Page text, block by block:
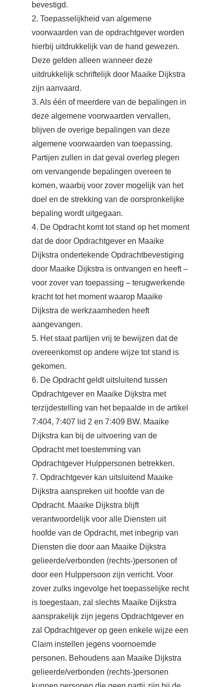
bevestigd.
2. Toepasselijkheid van algemene
voorwaarden van de opdrachtgever worden
hierbij uitdrukkelijk van de hand gewezen.
Deze gelden alleen wanneer deze
uitdrukkelijk schriftelijk door Maaike Dijkstra
zijn aanvaard.
3. Als één of meerdere van de bepalingen in
deze algemene voorwaarden vervallen,
blijven de overige bepalingen van deze
algemene voorwaarden van toepassing.
Partijen zullen in dat geval overleg plegen
om vervangende bepalingen overeen te
komen, waarbij voor zover mogelijk van het
doel en de strekking van de oorspronkelijke
bepaling wordt uitgegaan.
4. De Opdracht komt tot stand op het moment
dat de door Opdrachtgever en Maaike
Dijkstra ondertekende Opdrachtbevestiging
door Maaike Dijkstra is ontvangen en heeft –
voor zover van toepassing – terugwerkende
kracht tot het moment waarop Maaike
Dijkstra de werkzaamheden heeft
aangevangen.
5. Het staat partijen vrij te bewijzen dat de
overeenkomst op andere wijze tot stand is
gekomen.
6. De Opdracht geldt uitsluitend tussen
Opdrachtgever en Maaike Dijkstra met
terzijdestelling van het bepaalde in de artikel
7:404, 7:407 lid 2 en 7:409 BW. Maaike
Dijkstra kan bij de uitvoering van de
Opdracht met toestemming van
Opdrachtgever Hulppersonen betrekken.
7. Opdrachtgever kan uitsluitend Maaike
Dijkstra aanspreken uit hoofde van de
Opdracht. Maaike Dijkstra blijft
verantwoordelijk voor alle Diensten uit
hoofde van de Opdracht, met inbegrip van
Diensten die door aan Maaike Dijkstra
gelieerde/verbonden (rechts-)personen of
door een Hulppersoon zijn verricht. Voor
zover zulks ingevolge het toepasselijke recht
is toegestaan, zal slechts Maaike Dijkstra
aansprakelijk zijn jegens Opdrachtgever en
zal Opdrachtgever op geen enkele wijze een
Claim instellen jegens voornoemde
personen. Behoudens aan Maaike Dijkstra
gelieerde/verbonden (rechts-)personen